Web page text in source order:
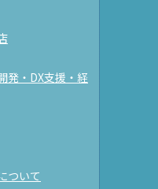
発・DX支援・経
ついて